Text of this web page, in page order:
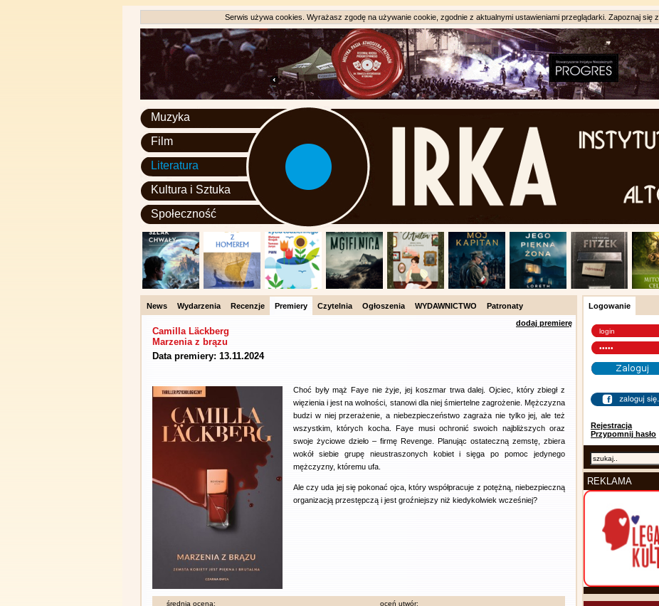
Serwis używa cookies. Wyrażasz zgodę na używanie cookie, zgodnie z aktualnymi ustawieniami przeglądarki. Zapoznaj się z
Muzyka
Film
Literatura
Kultura i Sztuka
Społeczność
News Wydarzenia Recenzje Premiery Czytelnia Ogłoszenia WYDAWNICTWO
Patronaty
dodaj premierę
Camilla Läckberg
Marzenia z brązu
Data premiery: 13.11.2024
Choć były mąż Faye nie żyje, jej koszmar trwa dalej. Ojciec, który zbiegł z
więzienia i jest na wolności, stanowi dla niej śmiertelne zagrożenie. Mężczyzna
budzi w niej przerażenie, a niebezpieczeństwo zagraża nie tylko jej, ale też
wszystkim, których kocha. Faye musi ochronić swoich najbliższych oraz
swoje życiowe dzieło – firmę Revenge. Planując ostateczną zemstę, zbiera
wokół siebie grupę nieustraszonych kobiet i sięga po pomoc jedynego
mężczyzny, któremu ufa.
Ale czy uda jej się pokonać ojca, który współpracuje z potężną, niebezpieczną
organizacją przestępczą i jest groźniejszy niż kiedykolwiek wcześniej?
średnia ocena: oceń utwór:
Logowanie
Rejestracja
Przypomnij hasło
REKLAMA